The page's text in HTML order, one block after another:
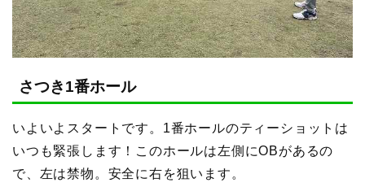
さつき1番ホール
いよいよスタートです。1番ホールのティーショットは
いつも緊張します！このホールは左側にOBがあるの
で、左は禁物。安全に右を狙います。